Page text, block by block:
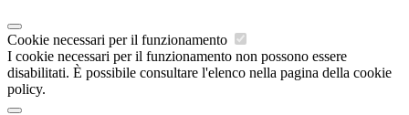
Cookie necessari per il funzionamento
I cookie necessari per il funzionamento non possono essere
disabilitati. È possibile consultare l'elenco nella pagina della cookie
policy.